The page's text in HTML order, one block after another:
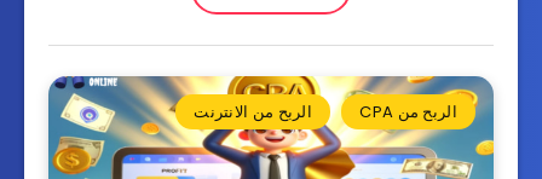
الربح من CPA الربح من الانترنت